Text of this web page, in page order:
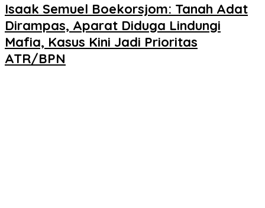
Isaak Semuel Boekorsjom: Tanah Adat
Dirampas, Aparat Diduga Lindungi
Mafia, Kasus Kini Jadi Prioritas
ATR/BPN